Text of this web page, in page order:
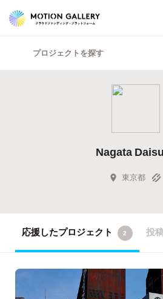
プロジェクトを探す
Nagata
東京都
応援したプロジェクト 2 投